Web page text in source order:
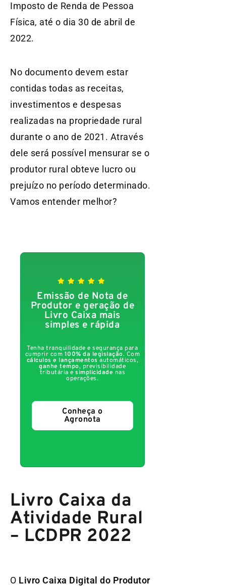
Imposto de Renda de Pessoa
Física, até o dia 30 de abril de
2022.
No documento devem estar
contidas todas as receitas,
investimentos e despesas
realizadas na propriedade rural
durante o ano de 2021. Através
dele será possível mensurar se o
produtor rural obteve lucro ou
prejuízo no período determinado.
Vamos entender melhor?
Emissão de Nota de
Produtor e geração de
Livro Caixa mais
simples e rápida
Tenha tranquilidade e segurança para
cumprir com 100% da legislação. Com
cálculos e lançamentos automáticos,
ganhe tempo, previsibilidade
tributária e simplicidade nas
operações.
Conheça o
Agronota
Livro Caixa da
Atividade Rural
– LCDPR 2022
O Livro Caixa Digital do Produtor